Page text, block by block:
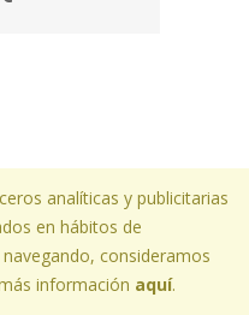
analíticas y publicitarias
en hábitos de
consideramos
información aquí.